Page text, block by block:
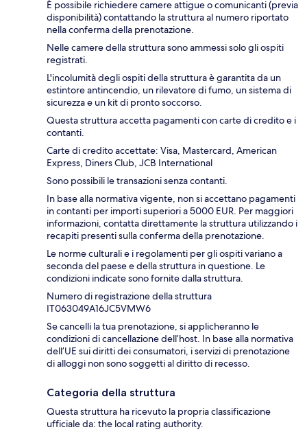
È possibile richiedere camere attigue o comunicanti (previa
disponibilità) contattando la struttura al numero riportato
nella conferma della prenotazione.
Nelle camere della struttura sono ammessi solo gli ospiti
registrati.
L'incolumità degli ospiti della struttura è garantita da un
estintore antincendio, un rilevatore di fumo, un sistema di
sicurezza e un kit di pronto soccorso.
Questa struttura accetta pagamenti con carte di credito e i
contanti.
Carte di credito accettate: Visa, Mastercard, American
Express, Diners Club, JCB International
Sono possibili le transazioni senza contanti.
In base alla normativa vigente, non si accettano pagamenti
in contanti per importi superiori a 5000 EUR. Per maggiori
informazioni, contatta direttamente la struttura utilizzando i
recapiti presenti sulla conferma della prenotazione.
Le norme culturali e i regolamenti per gli ospiti variano a
seconda del paese e della struttura in questione. Le
condizioni indicate sono fornite dalla struttura.
Numero di registrazione della struttura
IT063049A16JC5VMW6
Se cancelli la tua prenotazione, si applicheranno le
condizioni di cancellazione dell’host. In base alla normativa
dell’UE sui diritti dei consumatori, i servizi di prenotazione
di alloggi non sono soggetti al diritto di recesso.
Categoria della struttura
Questa struttura ha ricevuto la propria classificazione
ufficiale da: the local rating authority.